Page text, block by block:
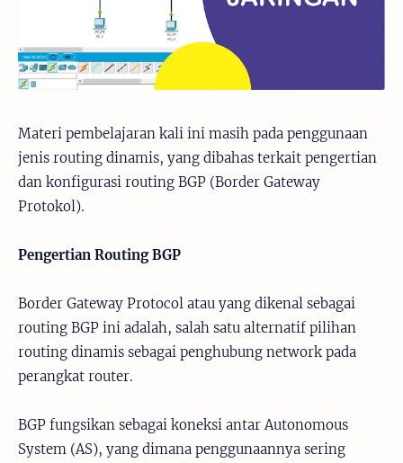
Materi pembelajaran kali ini masih pada penggunaan
jenis routing dinamis, yang dibahas terkait pengertian
dan konfigurasi routing BGP (Border Gateway
Protokol).
Pengertian Routing BGP
Border Gateway Protocol atau yang dikenal sebagai
routing BGP ini adalah, salah satu alternatif pilihan
routing dinamis sebagai penghubung network pada
perangkat router.
BGP fungsikan sebagai koneksi antar Autonomous
System (AS), yang dimana penggunaannya sering